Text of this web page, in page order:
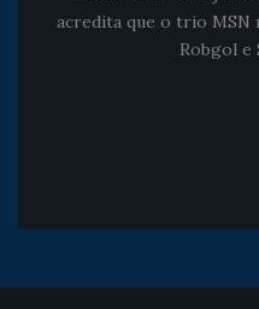
acredita que o trio MSN
Robgol e